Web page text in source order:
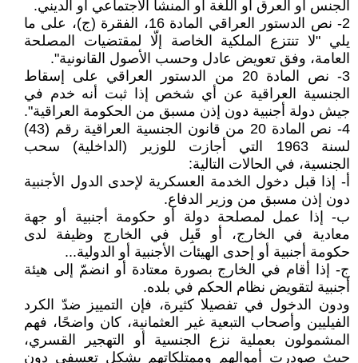
الجنس أو العرق أو اللغة أو المنشأ الاجتماعي أو الديني.
2- نص الدستور العراقي المادة 16، الفقرة (ج)، على ما
يلي "لا تنتزع الملكية الخاصة إلّا لمقتضيات المصلحة
العامة، وفق تعويض عادل وحسب الأصول القانونية".
3- نص المادة 20 من الدستور العراقي على إسقاط
الجنسية العراقية عن أي شخص إذا ثبت أنه خدم في
جيش دولة أجنبية دون إذن مسبق من الحكومة العراقية".
4- نص المادة 20 من قانون الجنسية العراقية رقم (43)
لسنة 1963 التي أجازت للوزير (الداخلية) سحب
الجنسية، في الحالات التالية:
أ- إذا قبل دخول الخدمة العسكرية لإحدى الدول الأجنبية
دون إذن مسبق من وزير الدفاع.
ب- إذا عمل لمصلحة دولة أو حكومة أجنبية أو جهة
معادية في الخارج، أو قَبِل في الخارج وظيفة لدى
حكومة أجنبية أو إحدى الهيئات الأجنبية أو الدولية...
ج- إذا أقام في الخارج بصورة معتادة أو انضمّ إلى هيئة
أجنبية لتقويض نظام الحكم في بلده.
ودون الدخول في تفصيلا كثيرة، فإن التمييز ضدّ الكرد
الفيليين وأصحاب التبعية غير العثمانية، كان واضحًا، فهم
المشمولون بعملية نزع الجنسية أو التهجير القسري،
حيث صودرت أموالهم وممتلكاتهم بشكل تعسفي دون